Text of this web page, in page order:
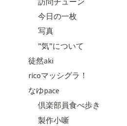
今日の一枚
写真
”気”について
徒然aki
ricoマッシグラ！
なゆpace
倶楽部員食べ歩き
製作小噺